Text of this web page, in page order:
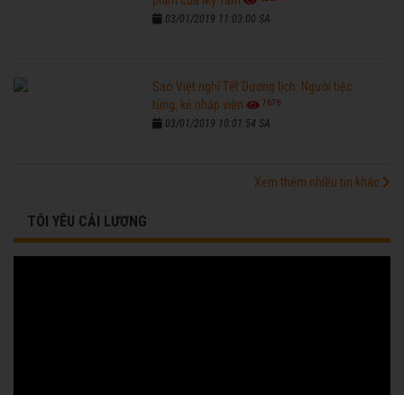
03/01/2019 11:03:00 SA
Sao Việt nghỉ Tết Dương lịch: Người tiệc
tùng, kẻ nhập viện
7676
03/01/2019 10:01:54 SA
Xem thêm nhiều tin khác
TÔI YÊU CẢI LƯƠNG